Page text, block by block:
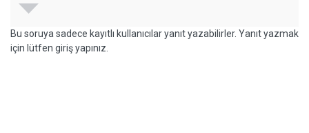
Bu soruya sadece kayıtlı kullanıcılar yanıt yazabilirler. Yanıt yazmak
için lütfen giriş yapınız.